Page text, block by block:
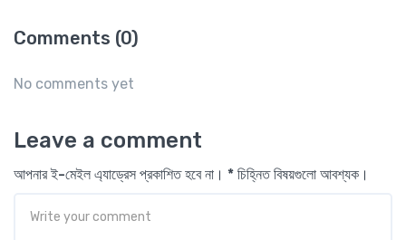
Comments (0)
No comments yet
Leave a comment
আপনার ই-মেইল এ্যাড্রেস প্রকাশিত হবে না। * চিহ্নিত বিষয়গুলো আবশ্যক।